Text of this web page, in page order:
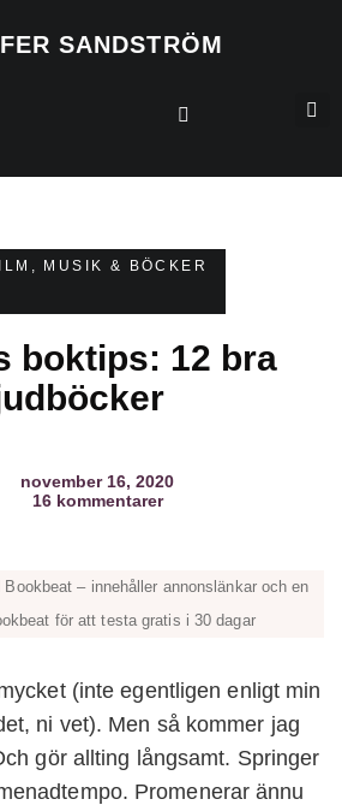
SANDSTRÖM
MUSIK & BÖCKER
boktips: 12 bra
november 16, 2020
16 kommentarer
– innehåller annonslänkar och en
för att testa gratis i 30 dagar
(inte egentligen enligt min
ni vet). Men så kommer jag
gör allting långsamt. Springer
Promenerar ännu